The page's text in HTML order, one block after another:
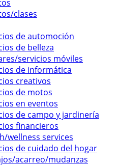
clases
de automoción
de belleza
servicios móviles
de informática
creativos
de motos
en eventos
de campo y jardinería
financieros
wellness services
de cuidado del hogar
acarreo/mudanzas